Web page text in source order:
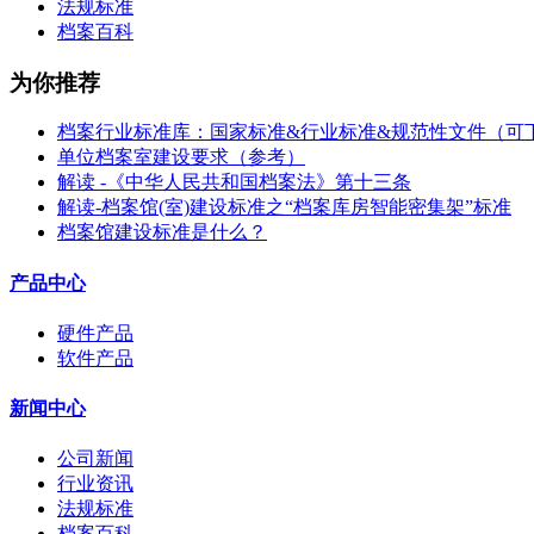
法规标准
档案百科
为你推荐
档案行业标准库：国家标准&行业标准&规范性文件（可
单位档案室建设要求（参考）
解读 -《中华人民共和国档案法》第十三条
解读-档案馆(室)建设标准之“档案库房智能密集架”标准
档案馆建设标准是什么？
产品中心
硬件产品
软件产品
新闻中心
公司新闻
行业资讯
法规标准